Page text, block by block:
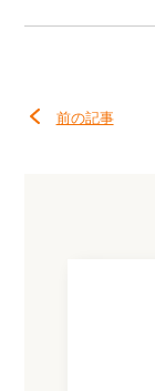
前の記事